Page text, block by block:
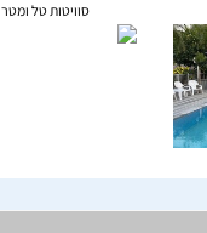
סוויטות טל ומטר